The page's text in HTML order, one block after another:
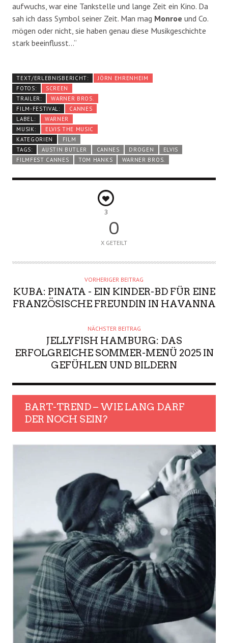
aufwuchs, war eine Tankstelle und lange Zeit ein Kino. Da
sah ich dass Symbol seiner Zeit. Man mag Monroe und Co.
mögen oder nicht, sie haben genau diese Musikgeschichte
stark beeinflusst…“
TEXT/ERLEBNISBERICHT:
JÖRN EHRENHEIM
FOTOS:
SCREEN
TRAILER:
WARNER BROS.
FILM-FESTIVAL:
CANNES
LABEL:
WARNER
MUSIK:
ELVIS THE MUSIC
KATEGORIEN
FILM
TAGS:
AUSTIN BUTLER CANNES DROGEN
ELVIS
FILMFEST CANNES
TOM HANKS WARNER BROS.
3
0
X GETEILT
VORHERIGER BEITRAG
KUBA: PINATA - EIN KINDER-BD FÜR EINE
FRANZÖSISCHE FREUNDIN IN HAVANNA
NÄCHSTER BEITRAG
JELLYFISH HAMBURG: DAS
ERFOLGREICHE SOMMER-MENÜ 2025 IN
GEFÜHLEN UND BILDERN
BART-TREND – WIE LANG DARF
DER NOCH SEIN?